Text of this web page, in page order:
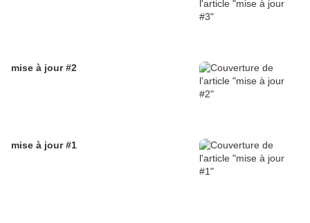
mise à jour #2
mise à jour #1